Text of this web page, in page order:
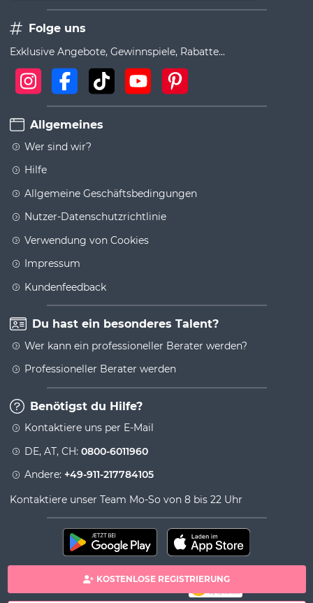
KOSTENLOSE REGISTRIERUNG
Folge uns
Exklusive Angebote, Gewinnspiele, Rabatte...
Allgemeines
Wer sind wir?
Hilfe
Allgemeine Geschäftsbedingungen
Nutzer-Datenschutzrichtlinie
Verwendung von Cookies
Impressum
Kundenfeedback
Du hast ein besonderes Talent?
Wer kann ein professioneller Berater werden?
Professioneller Berater werden
Benötigst du Hilfe?
Kontaktiere uns per E-Mail
DE, AT, CH: 0800-6011960
Andere: +49-911-217784105
Kontaktiere unser Team Mo-So von 8 bis 22 Uhr
100% sichere Zahlung